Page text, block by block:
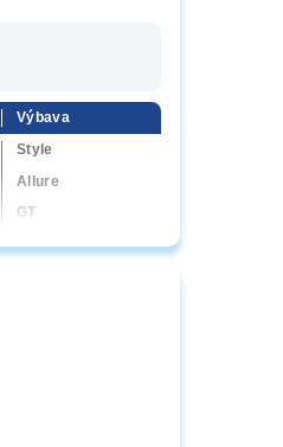
Výbava
Style
Allure
GT